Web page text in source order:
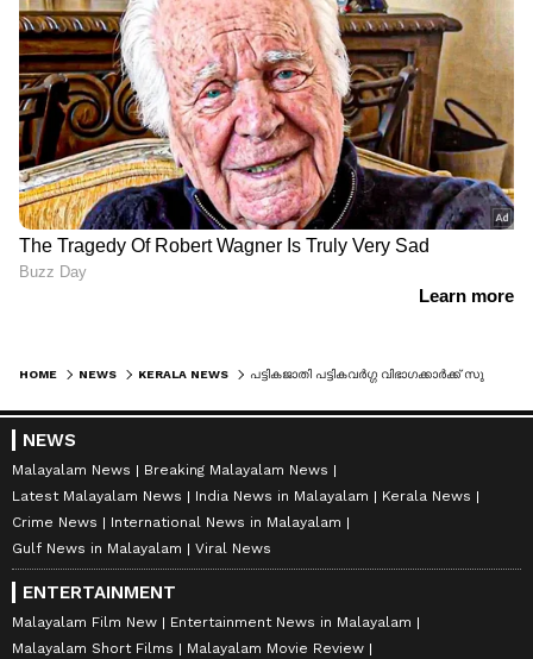
HOME NEWS KERALA NEWS
NEWS
Malayalam News
Breaking Malayalam News
Latest Malayalam News
India News in Malayalam
Kerala News
Crime News
International News in Malayalam
Gulf News in Malayalam
Viral News
ENTERTAINMENT
Malayalam Film New
Entertainment News in Malayalam
Malayalam Short Films
Malayalam Movie Review